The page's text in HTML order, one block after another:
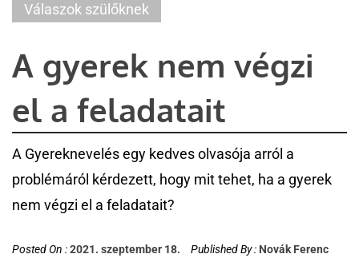
Válaszok szülőknek
A gyerek nem végzi
el a feladatait
A Gyereknevelés egy kedves olvasója arról a
problémáról kérdezett, hogy mit tehet, ha a gyerek
nem végzi el a feladatait?
Posted On :2021. szeptember 18. Published By : Novák Ferenc